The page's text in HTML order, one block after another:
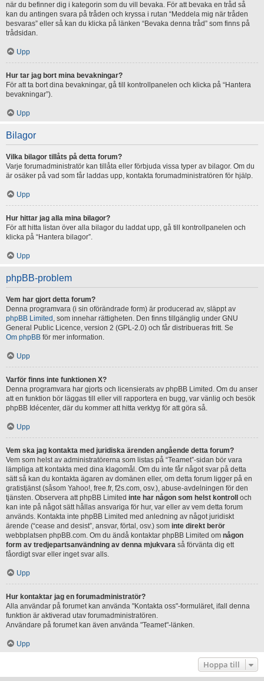
när du befinner dig i kategorin som du vill bevaka. För att bevaka en tråd så
kan du antingen svara på tråden och kryssa i rutan “Meddela mig när tråden
besvaras” eller så kan du klicka på länken “Bevaka denna tråd” som finns på
trådsidan.
Upp
Hur tar jag bort mina bevakningar?
För att ta bort dina bevakningar, gå till kontrollpanelen och klicka på “Hantera
bevakningar”).
Upp
Bilagor
Vilka bilagor tillåts på detta forum?
Varje forumadministratör kan tillåta eller förbjuda vissa typer av bilagor. Om du
är osäker på vad som får laddas upp, kontakta forumadministratören för hjälp.
Upp
Hur hittar jag alla mina bilagor?
För att hitta listan över alla bilagor du laddat upp, gå till kontrollpanelen och
klicka på “Hantera bilagor”.
Upp
phpBB-problem
Vem har gjort detta forum?
Denna programvara (i sin oförändrade form) är producerad av, släppt av
phpBB Limited , som innehar rättigheten. Den finns tillgänglig under GNU
General Public Licence, version 2 (GPL-2.0) och får distribueras fritt. Se
Om phpBB för mer information.
Upp
Varför finns inte funktionen X?
Denna programvara har gjorts och licensierats av phpBB Limited. Om du anser
att en funktion bör läggas till eller vill rapportera en bugg, var vänlig och besök
phpBB Idécenter, där du kommer att hitta verktyg för att göra så.
Upp
Vem ska jag kontakta med juridiska ärenden angående detta forum?
Vem som helst av administratörerna som listas på “Teamet”-sidan bör vara
lämpliga att kontakta med dina klagomål. Om du inte får något svar på detta
sätt så kan du kontakta ägaren av domänen eller, om detta forum ligger på en
gratistjänst (såsom Yahoo!, free.fr, f2s.com, osv.), abuse-avdelningen för den
tjänsten. Observera att phpBB Limited inte har någon som helst kontroll
och
kan inte på något sätt hållas ansvariga för hur, var eller av vem detta forum
används. Kontakta inte phpBB Limited med anledning av något juridiskt
ärende (“cease and desist”, ansvar, förtal, osv.) som inte direkt berör
webbplatsen phpBB.com. Om du ändå kontaktar phpBB Limited om någon
form av tredjepartsanvändning av denna mjukvara så förvänta dig ett
fåordigt svar eller inget svar alls.
Upp
Hur kontaktar jag en forumadministratör?
Alla användar på forumet kan använda "Kontakta oss"-formuläret, ifall denna
funktion är aktiverad utav forumadministratören.
Användare på forumet kan även använda "Teamet"-länken.
Upp
Hoppa till